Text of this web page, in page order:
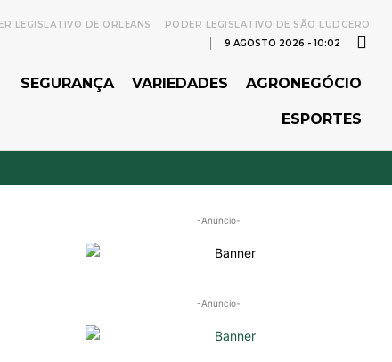
LEGISLATIVO DE ORLEANS
PODER LEGISLATIVO DE SÃO LUDGERO
9 AGOSTO 2026 - 10:02
SEGURANÇA VARIEDADES AGRONEGÓCIO
ESPORTES
-Anúncio-
-Anúncio-